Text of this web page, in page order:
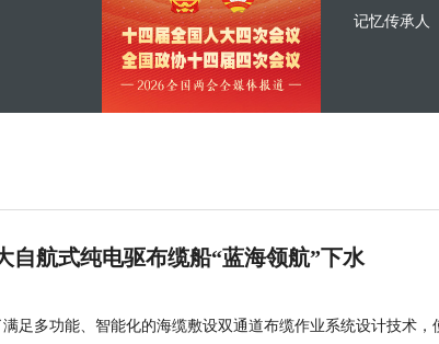
记忆传承人
自航式纯电驱布缆船“蓝海领航”下水
满足多功能、智能化的海缆敷设双通道布缆作业系统设计技术，